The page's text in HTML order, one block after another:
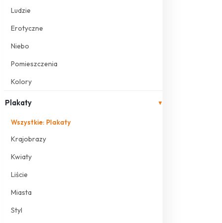
Ludzie
Erotyczne
Niebo
Pomieszczenia
Kolory
Plakaty ▾
Wszystkie: Plakaty
Krajobrazy
Kwiaty
Liście
Miasta
Styl